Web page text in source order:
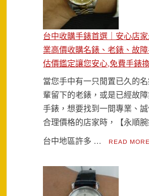
台中收購手錶首選｜安心店
業高價收購名錶、老錶、故
估價鑑定讓您安心,免費手錶
當您手中有一只閒置已久的
輩留下的老錶，或是已經故
手錶，想要找到一間專業、
合理價格的店家時，【永順
台中地區許多 … READ MORE